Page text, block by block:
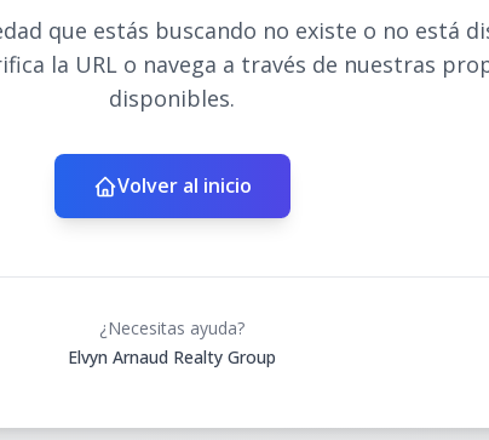
que estás buscando no existe o no está
la URL o navega a través de nuestras
disponibles.
Volver al inicio
¿Necesitas ayuda?
Elvyn Arnaud Realty Group